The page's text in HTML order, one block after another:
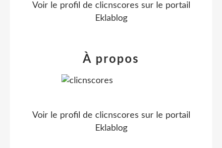
Voir le profil de clicnscores sur le portail
Eklablog
À propos
Voir le profil de clicnscores sur le portail
Eklablog